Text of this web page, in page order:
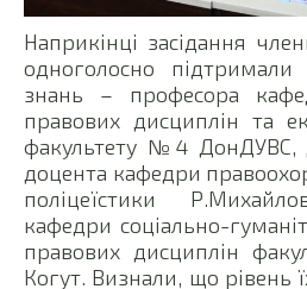
Наприкінці засідання
одноголосно підтримали
знань – професора
правових дисциплін та
факультету №4 ДонДУВС,
доцента кафедри
поліцеїстики
кафедри соціально-
правових дисциплін
Когут. Визнали, що рівень